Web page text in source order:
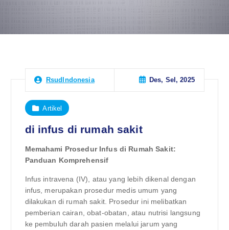
RsudIndonesia Des, Sel, 2025
Artikel
di infus di rumah sakit
Memahami Prosedur Infus di Rumah Sakit:
Panduan Komprehensif
Infus intravena (IV), atau yang lebih dikenal dengan
infus, merupakan prosedur medis umum yang
dilakukan di rumah sakit. Prosedur ini melibatkan
pemberian cairan, obat-obatan, atau nutrisi langsung
ke pembuluh darah pasien melalui jarum yang